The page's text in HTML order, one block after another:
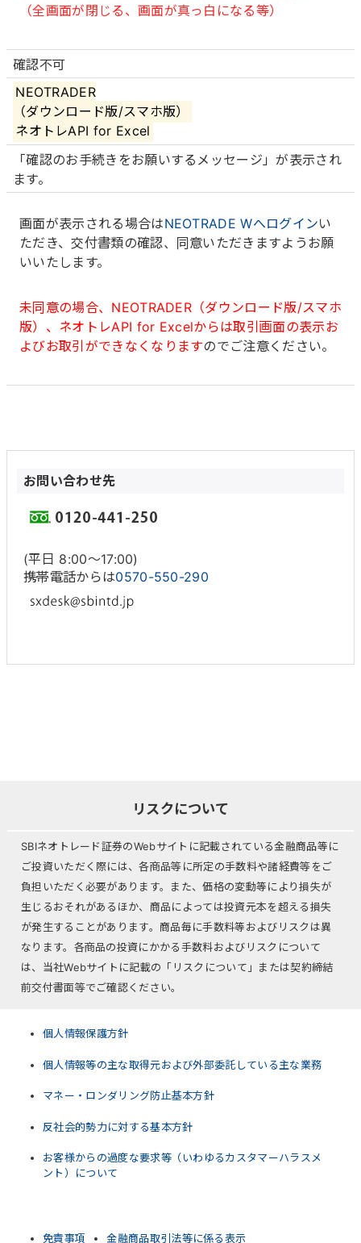
（全画面が閉じる、画面が真っ白になる等）
確認不可
NEOTRADER
（ダウンロード版/スマホ版）
ネオトレAPI for Excel
「確認のお手続きをお願いするメッセージ」が表示され
ます。
画面が表示される場合はNEOTRADE Wへログインい
ただき、交付書類の確認、同意いただきますようお願
いいたします。
未同意の場合、NEOTRADER（ダウンロード版/スマホ
版）、ネオトレAPI for Excelからは取引画面の表示お
よびお取引ができなくなりますのでご注意ください。
お問い合わせ先
(平日 8:00〜17:00)
携帯電話からは0570-550-290
リスクについて
SBIネオトレード証券のWebサイトに記載されている金融商品等に
ご投資いただく際には、各商品等に所定の手数料や諸経費等をご
負担いただく必要があります。また、価格の変動等により損失が
生じるおそれがあるほか、商品によっては投資元本を超える損失
が発生することがあります。商品毎に手数料等およびリスクは異
なります。各商品の投資にかかる手数料およびリスクについて
は、当社Webサイトに記載の「リスクについて」または契約締結
前交付書面等でご確認ください。
個人情報保護方針
個人情報等の主な取得元および外部委託している主な業務
マネー・ロンダリング防止基本方針
反社会的勢力に対する基本方針
お客様からの過度な要求等（いわゆるカスタマーハラスメ
ント）について
免責事項 金融商品取引法等に係る表示